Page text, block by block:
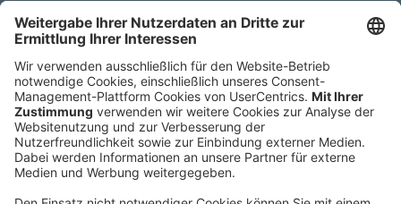
Hauptsitz
Roland Berger GmbH
Sederanger 1
80538 München
Deutschland